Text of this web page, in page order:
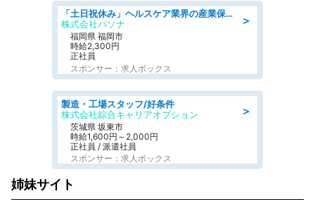
＞
「土日祝休み」ヘルスケア業界の産業保健師/高時給/未経験OK/要資格:保健師、正看護師
株式会社パソナ
福岡県 福岡市
時給2,300円
正社員
スポンサー：求人ボックス
＞
製造・工場スタッフ/好条件
株式会社綜合キャリアオプション
茨城県 坂東市
時給1,600円～2,000円
正社員 / 派遣社員
スポンサー：求人ボックス
姉妹サイト